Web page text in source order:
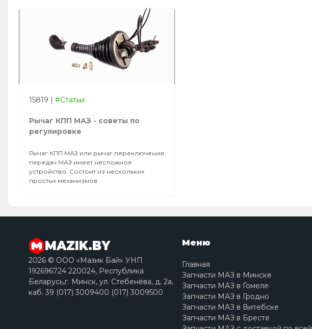
15819 | #Статьи
Рычаг КПП МАЗ - советы по
регулировке
Рычаг КПП МАЗ или рычаг переключения
передач МАЗ имеет несложное
устройство. Состоит из нескольких
простых механизмов.
MAZIK.BY
2026 © ООО «Мазик Бай» УНП
192696724 220024, Республика
Беларусь,г. Минск, ул. Стебенёва, д. 2a,
каб. 39 (017) 3009400 (017) 3009500
Меню
Главная
Запчасти МАЗ в Минске
Запчасти МАЗ в Гомеле
Запчасти МАЗ в Гродно
Запчасти МАЗ в Витебске
Запчасти МАЗ в Бресте